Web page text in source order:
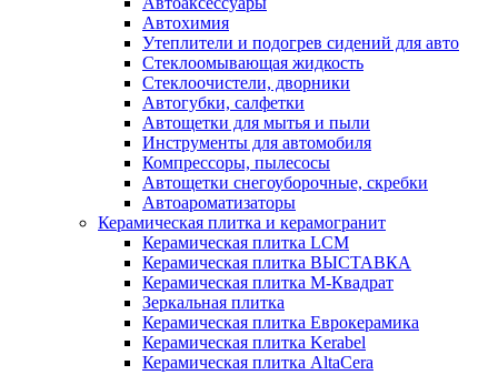
Автохимия
Утеплители и подогрев сидений для авто
Стеклоомывающая жидкость
Стеклоочистели, дворники
Автогубки, салфетки
Автощетки для мытья и пыли
Инструменты для автомобиля
Компрессоры, пылесосы
Автощетки снегоуборочные, скребки
Автоароматизаторы
Керамическая плитка и керамогранит
Керамическая плитка LCM
Керамическая плитка ВЫСТАВКА
Керамическая плитка М-Квадрат
Зеркальная плитка
Керамическая плитка Еврокерамика
Керамическая плитка Kerabel
Керамическая плитка AltaCera